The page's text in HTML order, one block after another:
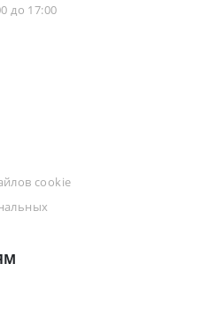
до 17:00
cookie